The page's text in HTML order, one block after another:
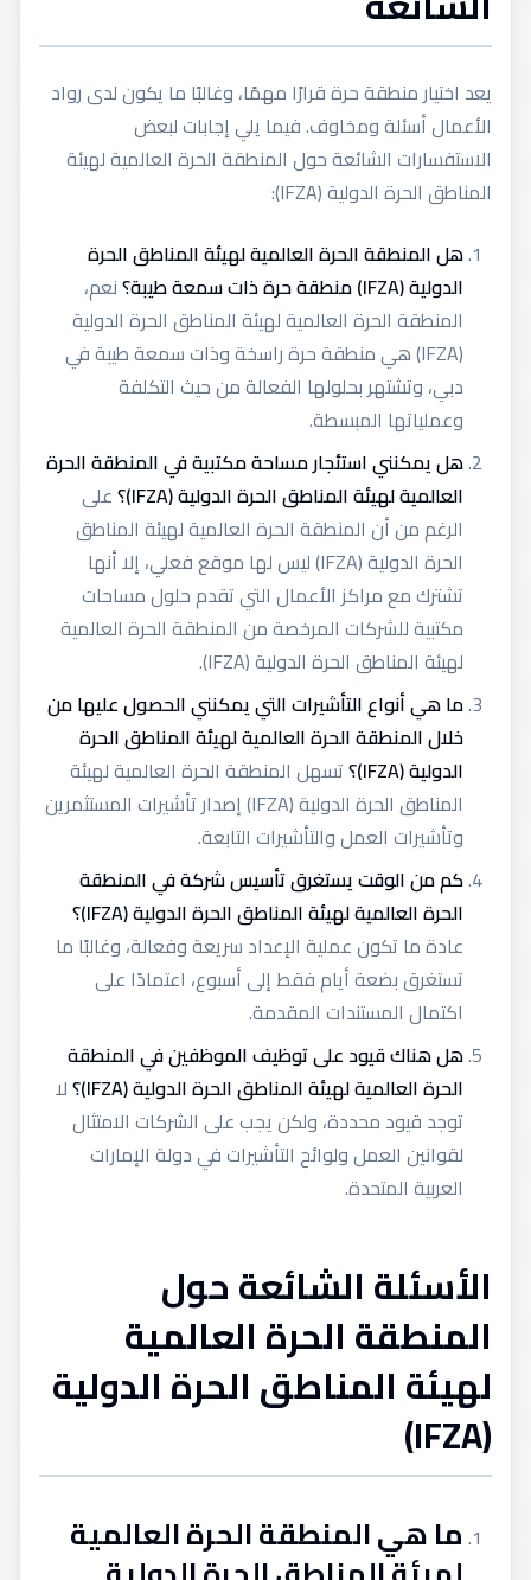
يعد اختيار منطقة حرة قرارًا مهمًا، وغالبًا ما يكون لدى رواد
الأعمال أسئلة ومخاوف. فيما يلي إجابات لبعض
الاستفسارات الشائعة حول المنطقة الحرة العالمية لهيئة
المناطق الحرة الدولية (IFZA):
هل المنطقة الحرة العالمية لهيئة المناطق الحرة
الدولية (IFZA) منطقة حرة ذات سمعة طيبة؟
نعم،
المنطقة الحرة العالمية لهيئة المناطق الحرة الدولية
(IFZA) هي منطقة حرة راسخة وذات سمعة طيبة في
دبي، وتشتهر بحلولها الفعالة من حيث التكلفة
وعملياتها المبسطة.
هل يمكنني استئجار مساحة مكتبية في المنطقة الحرة
العالمية لهيئة المناطق الحرة الدولية (IFZA)؟
على
الرغم من أن المنطقة الحرة العالمية لهيئة المناطق
الحرة الدولية (IFZA) ليس لها موقع فعلي، إلا أنها
تشترك مع مراكز الأعمال التي تقدم حلول مساحات
مكتبية للشركات المرخصة من المنطقة الحرة العالمية
لهيئة المناطق الحرة الدولية (IFZA).
ما هي أنواع التأشيرات التي يمكنني الحصول عليها من
خلال المنطقة الحرة العالمية لهيئة المناطق الحرة
الدولية (IFZA)؟
تسهل المنطقة الحرة العالمية لهيئة
المناطق الحرة الدولية (IFZA) إصدار تأشيرات المستثمرين
وتأشيرات العمل والتأشيرات التابعة.
كم من الوقت يستغرق تأسيس شركة في المنطقة
الحرة العالمية لهيئة المناطق الحرة الدولية (IFZA)؟
عادة ما تكون عملية الإعداد سريعة وفعالة، وغالبًا ما
تستغرق بضعة أيام فقط إلى أسبوع، اعتمادًا على
اكتمال المستندات المقدمة.
هل هناك قيود على توظيف الموظفين في المنطقة
الحرة العالمية لهيئة المناطق الحرة الدولية (IFZA)؟
لا
توجد قيود محددة، ولكن يجب على الشركات الامتثال
لقوانين العمل ولوائح التأشيرات في دولة الإمارات
العربية المتحدة.
الأسئلة الشائعة حول
المنطقة الحرة العالمية
لهيئة المناطق الحرة الدولية
(IFZA)
ما هي المنطقة الحرة العالمية